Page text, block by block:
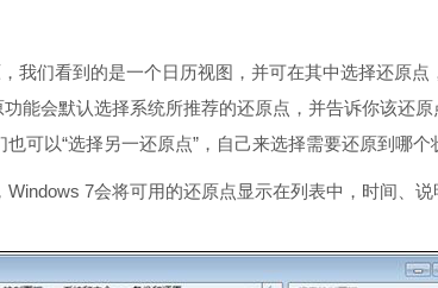
们看到的是一个日历视图，并可在其中选择还原点
能会默认选择系统所推荐的还原点，并告诉你该还
可以“选择另一还原点”，自己来选择需要还原到哪个
7会将可用的还原点显示在列表中，时间、说